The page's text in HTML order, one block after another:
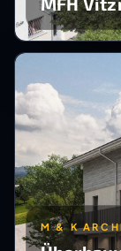
M & K